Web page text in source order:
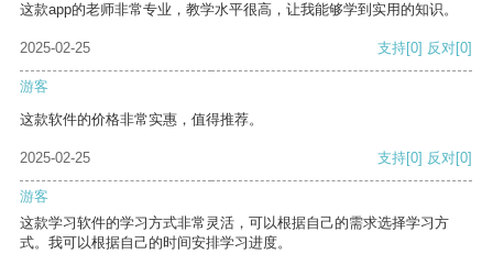
这款app的老师非常专业，教学水平很高，让我能够学到实用的知识。
2025-02-25 支持[0] 反对[0]
游客
这款软件的价格非常实惠，值得推荐。
2025-02-25 支持[0] 反对[0]
游客
这款学习软件的学习方式非常灵活，可以根据自己的需求选择学习方
式。我可以根据自己的时间安排学习进度。